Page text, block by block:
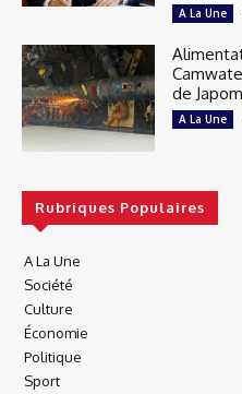
A La Une
de
A La Une
Rubriques Populaires
A La Une
Société
Culture
Économie
Politique
Sport